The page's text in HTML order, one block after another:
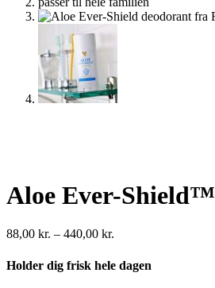
Aloe Ever-Shield™
88,00 kr. – 440,00 kr.
til
440,00 kr.
Holder dig frisk hele dagen